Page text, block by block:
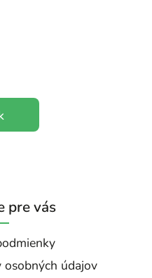
pre vás
osobných údajov